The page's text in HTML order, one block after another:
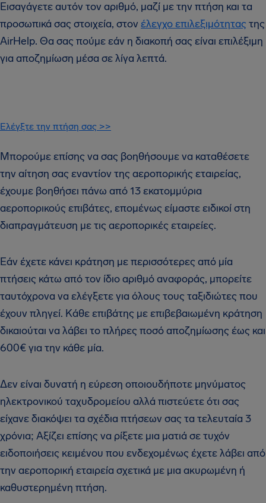
Εισαγάγετε αυτόν τον αριθμό, μαζί με την πτήση και τα
προσωπικά σας στοιχεία, στονέλεγχο επιλεξιμότηταςτης
AirHelp. Θα σας πούμε εάν η διακοπή σας είναι επιλέξιμη
για αποζημίωση μέσα σε λίγα λεπτά.
Ελέγξτε την πτήση σας >>
Μπορούμε επίσης να σας βοηθήσουμε να καταθέσετε
την αίτηση σας εναντίον της αεροπορικής εταιρείας,
έχουμε βοηθήσει πάνω από 13 εκατομμύρια
αεροπορικούς επιβάτες, επομένως είμαστε ειδικοί στη
διαπραγμάτευση με τις αεροπορικές εταιρείες.
Εάν έχετε κάνει κράτηση με περισσότερες από μία
πτήσεις κάτω από τον ίδιο αριθμό αναφοράς, μπορείτε
ταυτόχρονα να ελέγξετε για όλους τους ταξιδιώτες που
έχουν πληγεί. Κάθε επιβάτης με επιβεβαιωμένη κράτηση
δικαιούται να λάβει το πλήρες ποσό αποζημίωσης έως και
600€ για την κάθε μία.
Δεν είναι δυνατή η εύρεση οποιουδήποτε μηνύματος
ηλεκτρονικού ταχυδρομείου αλλά πιστεύετε ότι σας
είχανε διακόψει τα σχέδια πτήσεων σας τα τελευταία 3
χρόνια; Αξίζει επίσης να ρίξετε μια ματιά σε τυχόν
ειδοποιήσεις κειμένου που ενδεχομένως έχετε λάβει από
την αεροπορική εταιρεία σχετικά με μια ακυρωμένη ή
καθυστερημένη πτήση.